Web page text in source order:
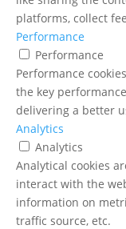
platforms, collect
Performance
Performance
Performance
the key
delivering a better
Analytics
Analytics
Analytical cookies
interact with the
information on
traffic source, etc.